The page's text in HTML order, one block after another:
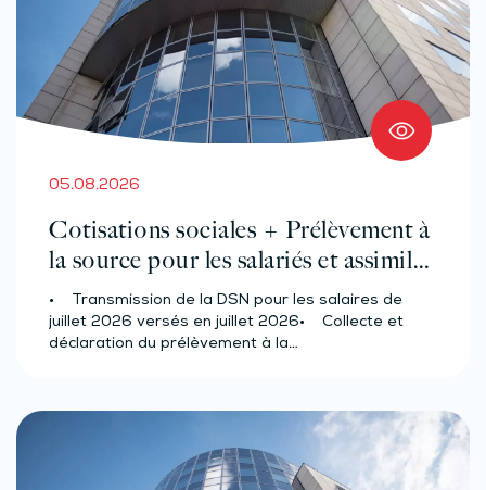
05.08.2026
Cotisations sociales + Prélèvement à
la source pour les salariés et assimilés
(effectif d’au moins 50 salariés)
• Transmission de la DSN pour les salaires de
juillet 2026 versés en juillet 2026• Collecte et
déclaration du prélèvement à la…